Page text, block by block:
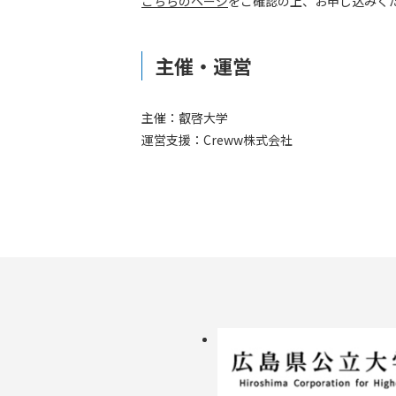
主催・運営
主催：叡啓大学
運営支援：Creww株式会社